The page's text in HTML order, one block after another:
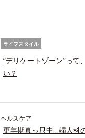
ライフスタイル
“デリケートゾーン”って
い？
ヘルスケア
更年期真っ只中…婦人科